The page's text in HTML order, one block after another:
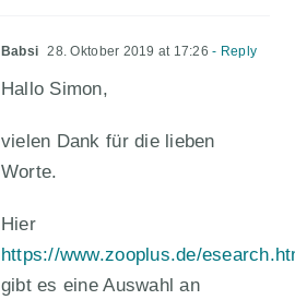
Babsi 28. Oktober 2019 at 17:26 - Reply
Hallo Simon,
vielen Dank für die lieben
Worte.
Hier
https://www.zooplus.de/
gibt es eine Auswahl an